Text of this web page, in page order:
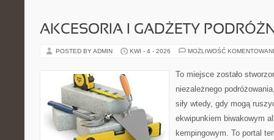
AKCESORIA I GADŻETY
POSTED BY ADMIN KWI - 4 - 2026 MOŻLIWOŚĆ
To miejsce zostało
niezależnego
siły wtedy, gdy mogą
ekwipunkiem biwakowym
kempingowym. To portal